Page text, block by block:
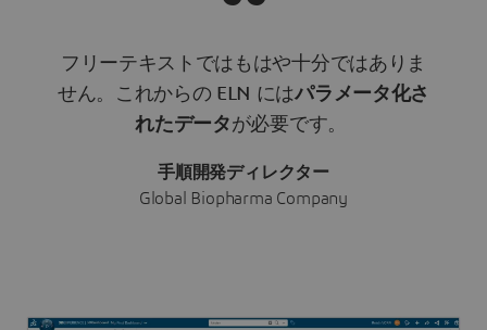
フリーテキストではもはや十分ではありま
せん。これからの ELN にはパラメータ化さ
れたデータが必要です。
手順開発ディレクター
Global Biopharma Company